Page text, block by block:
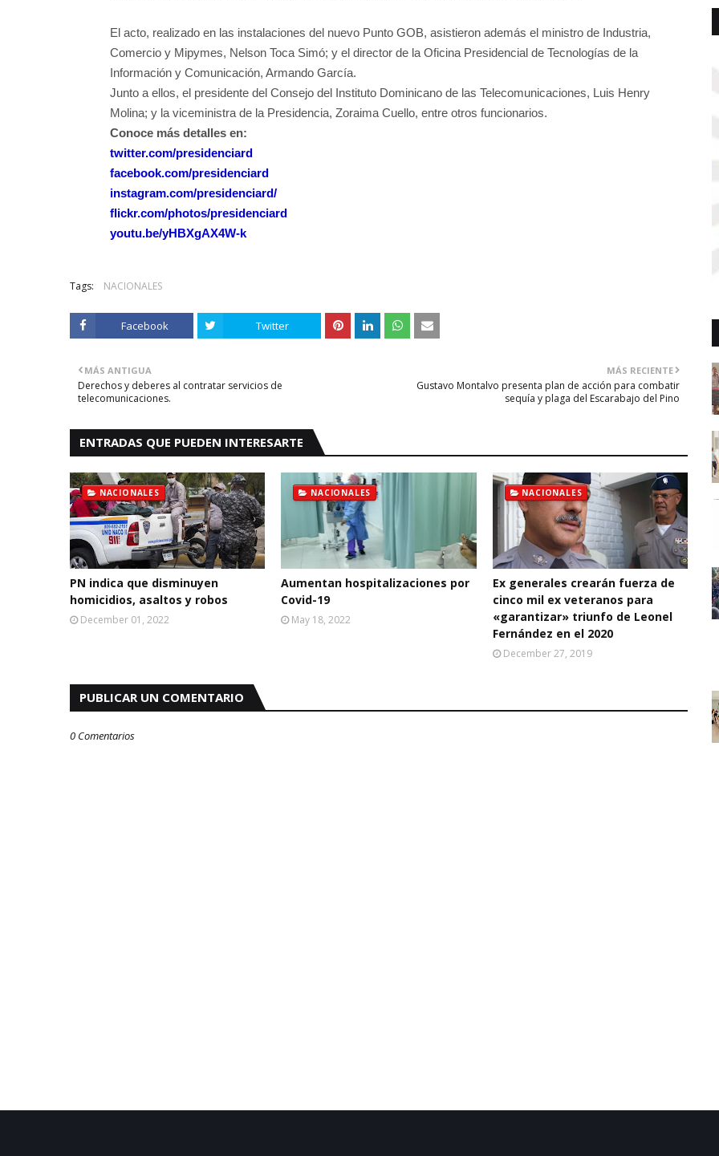
El acto, realizado en las instalaciones del nuevo Punto GOB, asistieron además el ministro de Industria,
Comercio y Mipymes, Nelson Toca Simó; y el director de la Oficina Presidencial de Tecnologías de la
Información y Comunicación, Armando García.
Junto a ellos, el presidente del Consejo del Instituto Dominicano de las Telecomunicaciones, Luis Henry
Molina; y la viceministra de la Presidencia, Zoraima Cuello, entre otros funcionarios.
Conoce más detalles en:
twitter.com/presidenciard
facebook.com/presidenciard
instagram.com/presidenciard/
flickr.com/photos/presidenciard
youtu.be/yHBXgAX4W-k
Tags: NACIONALES
Facebook Twitter
MÁS RECIENTE
Gustavo Montalvo presenta plan de acción para combatir
sequía y plaga del Escarabajo del Pino
MÁS ANTIGUA
Derechos y deberes al contratar servicios de
telecomunicaciones.
ENTRADAS QUE PUEDEN INTERESARTE
NACIONALES
PN indica que disminuyen
homicidios, asaltos y robos
December 01, 2022
NACIONALES
Aumentan hospitalizaciones por
Covid-19
May 18, 2022
NACIONALES
Ex generales crearán fuerza de
cinco mil ex veteranos para
«garantizar» triunfo de Leonel
Fernández en el 2020
December 27, 2019
PUBLICAR UN COMENTARIO
0 Comentarios